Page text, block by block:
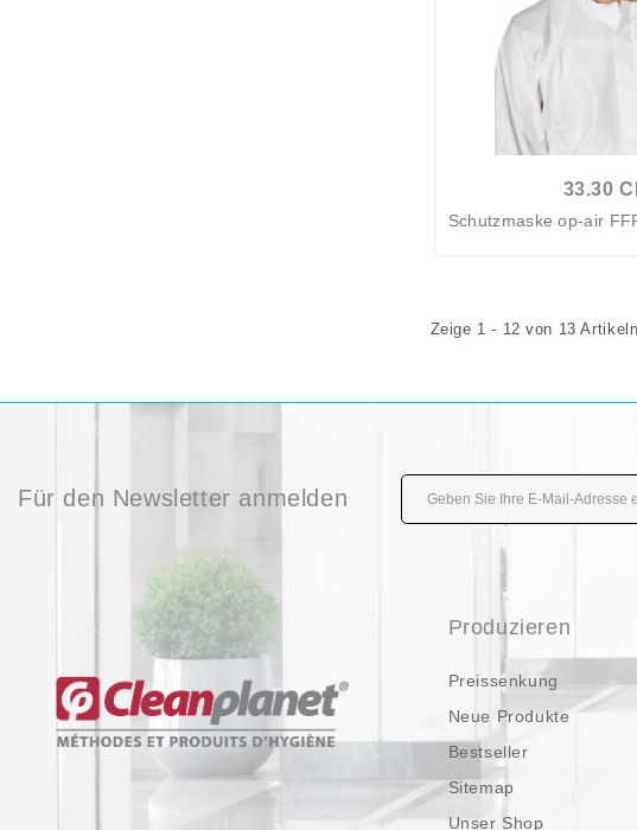
33.30
Schutzmaske op-air
Zeige 1 - 12 von 13 Artikeln
Für den Newsletter anmelden
Produzieren
Preissenkung
Neue Produkte
Bestseller
Sitemap
Unser Shop